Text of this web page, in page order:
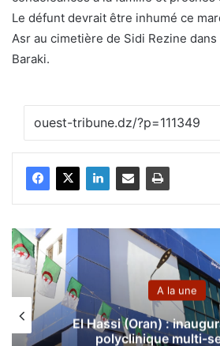
Le défunt devrait être inhumé ce
Asr au cimetière de Sidi Rezine
Baraki.
A la une
Près de 124 milliards de
monnaie nationale et